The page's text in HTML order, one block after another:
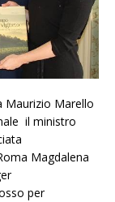
Maurizio Marello
il ministro
Magdalena
per